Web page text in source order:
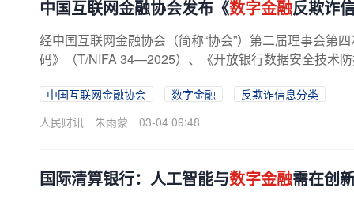
中国互联网金融协会发布《数字金融反欺诈
经中国互联网金融协会（简称“协会”）第二届理事会第
码》（T/NIFA 34—2025）、《开放银行数据安全技术
中国互联网金融协会 数字金融
反欺诈信息分类
人民财讯
朱雨蒙 03-04 09:48
国际清算银行：人工智能与数字金融需在创